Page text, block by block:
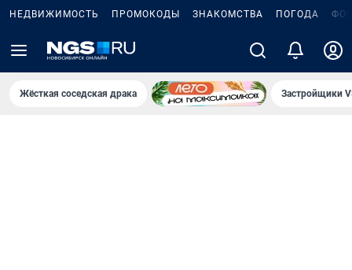
НЕДВИЖИМОСТЬ ПРОМОКОДЫ ЗНАКОМСТВА ПОГОДА
Жёсткая соседская драка Застройщики